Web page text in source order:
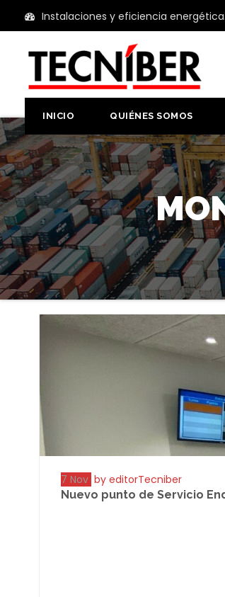
Instalaciones y eficiencia energética.
INICIO QUIÉNES SOMOS
7 Nov by editorTecniber
Nuevo punto de Servicio